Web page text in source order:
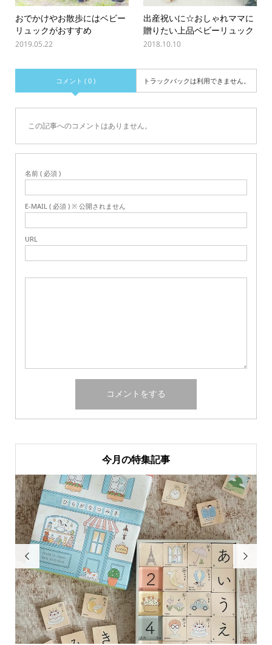
おでかけやお散歩にはベビー
リュックがおすすめ
2019.05.22
出産祝いに☆おしゃれママに
贈りたい上品ベビーリュック
2018.10.10
コメント ( 0 ) トラックバックは利用できません。
この記事へのコメントはありません。
名前 ( 必須 )
E-MAIL ( 必須 ) ※ 公開されません
URL
今月の特集記事
 